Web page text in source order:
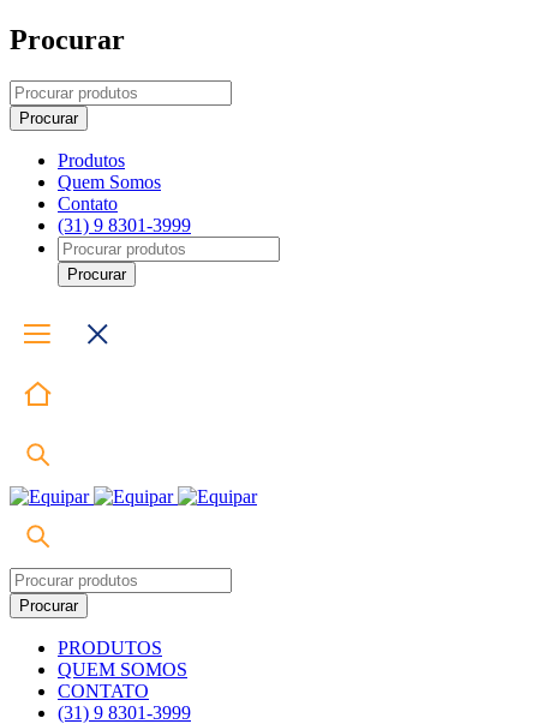
Procurar
Produtos
Quem Somos
Contato
(31) 9 8301-3999
PRODUTOS
QUEM SOMOS
CONTATO
(31) 9 8301-3999